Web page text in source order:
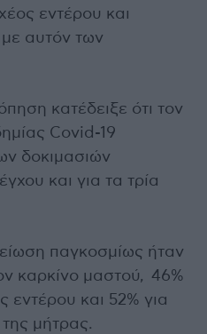
εντέρου και
αυτόν των
κατέδειξε ότι τον
Covid-19
δοκιμασιών
και για τα τρία
παγκοσμίως ήταν
καρκίνο μαστού, 46%
εντέρου και 52% για
μήτρας.